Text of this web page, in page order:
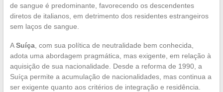
de sangue é predominante, favorecendo os descendentes
diretos de italianos, em detrimento dos residentes estrangeiros
sem laços de sangue.
ASuíça, com sua política de neutralidade bem conhecida,
adota uma abordagem pragmática, mas exigente, em relação à
aquisição de sua nacionalidade. Desde a reforma de 1990, a
Suíça permite a acumulação de nacionalidades, mas continua a
ser exigente quanto aos critérios de integração e residência.